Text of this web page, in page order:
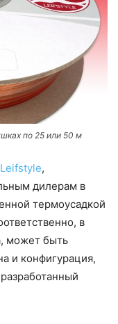
по 25 или 50 м
Leifstyle,
дилерам в
термоусадкой
в
может быть
и конфигурация,